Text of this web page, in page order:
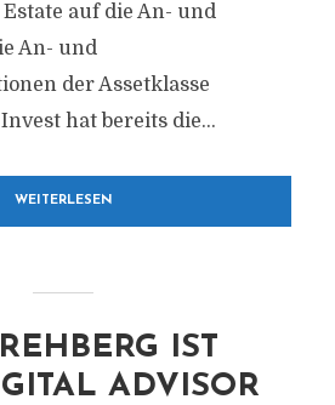
auf die An- und
An- und
der Assetklasse
hat bereits die...
WEITERLESEN
IST
ADVISOR